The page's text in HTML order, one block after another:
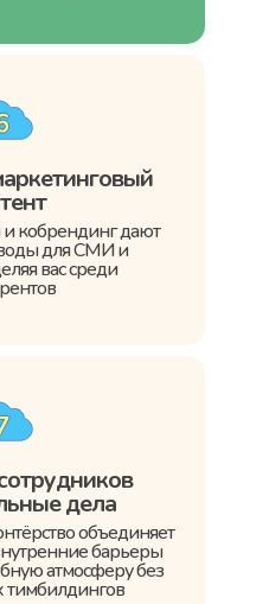
кобрендинг дают
для СМИ и
вас среди
объединяет
барьеры
атмосферу без
тимбилдингов
дела